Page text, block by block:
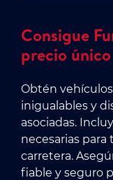
Consigue
precio único
Obtén
inigualables y
asociadas.
necesarias
carretera.
fiable y seguro